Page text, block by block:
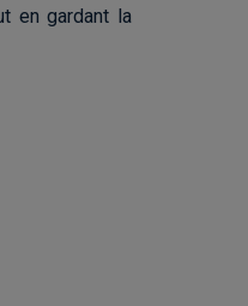
en gardant la